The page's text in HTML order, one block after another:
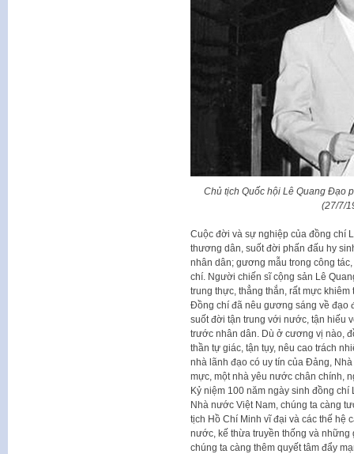
Chủ tịch Quốc hội Lê Quang Đạo
(27/7/
Cuộc đời và sự nghiệp của đồng chí
thương dân, suốt đời phấn đấu hy
nhân dân; gương mẫu trong công
chí. Người chiến sĩ cộng sản Lê
trung thực, thẳng thắn, rất mực
Đồng chí đã nêu gương sáng về đạo
suốt đời tận trung với nước, tận hiếu
trước nhân dân. Dù ở cương vị nào,
thần tự giác, tận tụy, nêu cao trách
nhà lãnh đạo có uy tín của Đảng,
mực, một nhà yêu nước chân chính,
Kỷ niệm 100 năm ngày sinh đồng
Nhà nước Việt Nam, chúng ta càng
tịch Hồ Chí Minh vĩ đại và các thế hệ
nước, kế thừa truyền thống và những
chúng ta càng thêm quyết tâm đẩy